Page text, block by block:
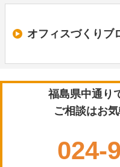
オフィスづくり ブ
福島県中通り
ご相談はお
024-